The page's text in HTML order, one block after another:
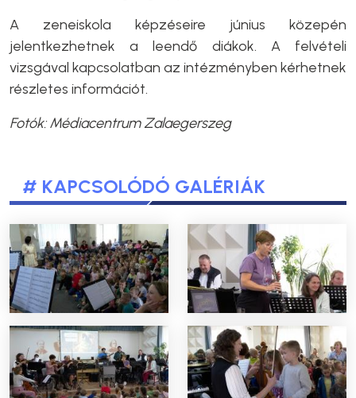
A zeneiskola képzéseire június közepén
jelentkezhetnek a leendő diákok. A felvételi
vizsgával kapcsolatban az intézményben kérhetnek
részletes információt.
Fotók: Médiacentrum Zalaegerszeg
# KAPCSOLÓDÓ GALÉRIÁK